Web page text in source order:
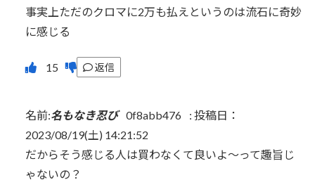
事実上ただのクロマに2万も払えというのは流石に奇妙
に感じる
返信
名前:名もなき忍び 0f8abb476 : 投稿日：
2023/08/19(土) 14:21:52
だからそう感じる人は買わなくて良いよ〜って趣旨じ
ゃないの？